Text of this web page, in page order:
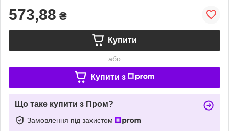
573,88 ₴
Купити
або
Купити з
Що таке купити з Пром?
Замовлення під захистом